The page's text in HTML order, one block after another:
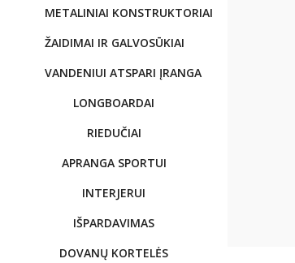
METALINIAI KONSTRUKTORIAI
ŽAIDIMAI IR GALVOSŪKIAI
VANDENIUI ATSPARI ĮRANGA
LONGBOARDAI
RIEDUČIAI
APRANGA SPORTUI
INTERJERUI
IŠPARDAVIMAS
DOVANŲ KORTELĖS